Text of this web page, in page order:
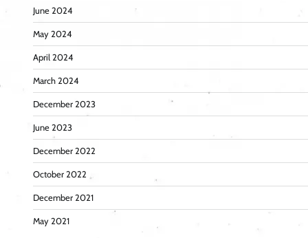
June 2024
May 2024
April 2024
March 2024
December 2023
June 2023
December 2022
October 2022
December 2021
May 2021